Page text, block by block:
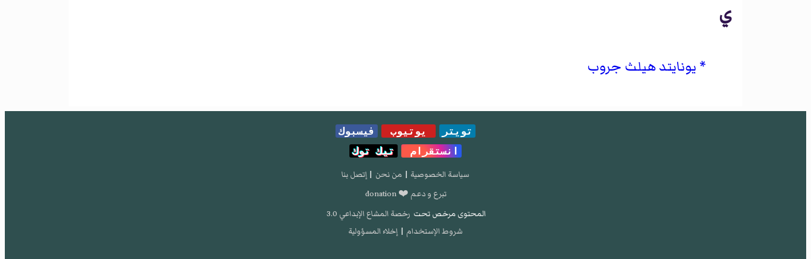
ي
يونايتد هيلث جروب
تويتر يوتيوب
فيسبوك
انستقرام
تيك توك
سياسة الخصوصية | من نحن | إتصل بنا
تبرع و دعم ❤️ donation
المحتوى مرخص تحت رخصة المشاع الإبداعي 3.0
شروط الإستخدام | إخلاء المسؤولية